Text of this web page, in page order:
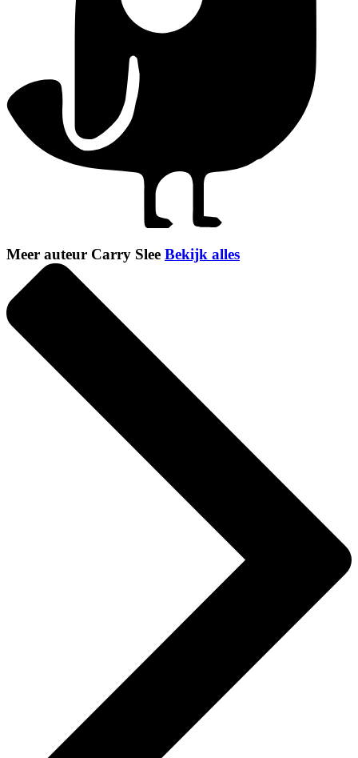
Meer auteur Carry Slee Bekijk alles